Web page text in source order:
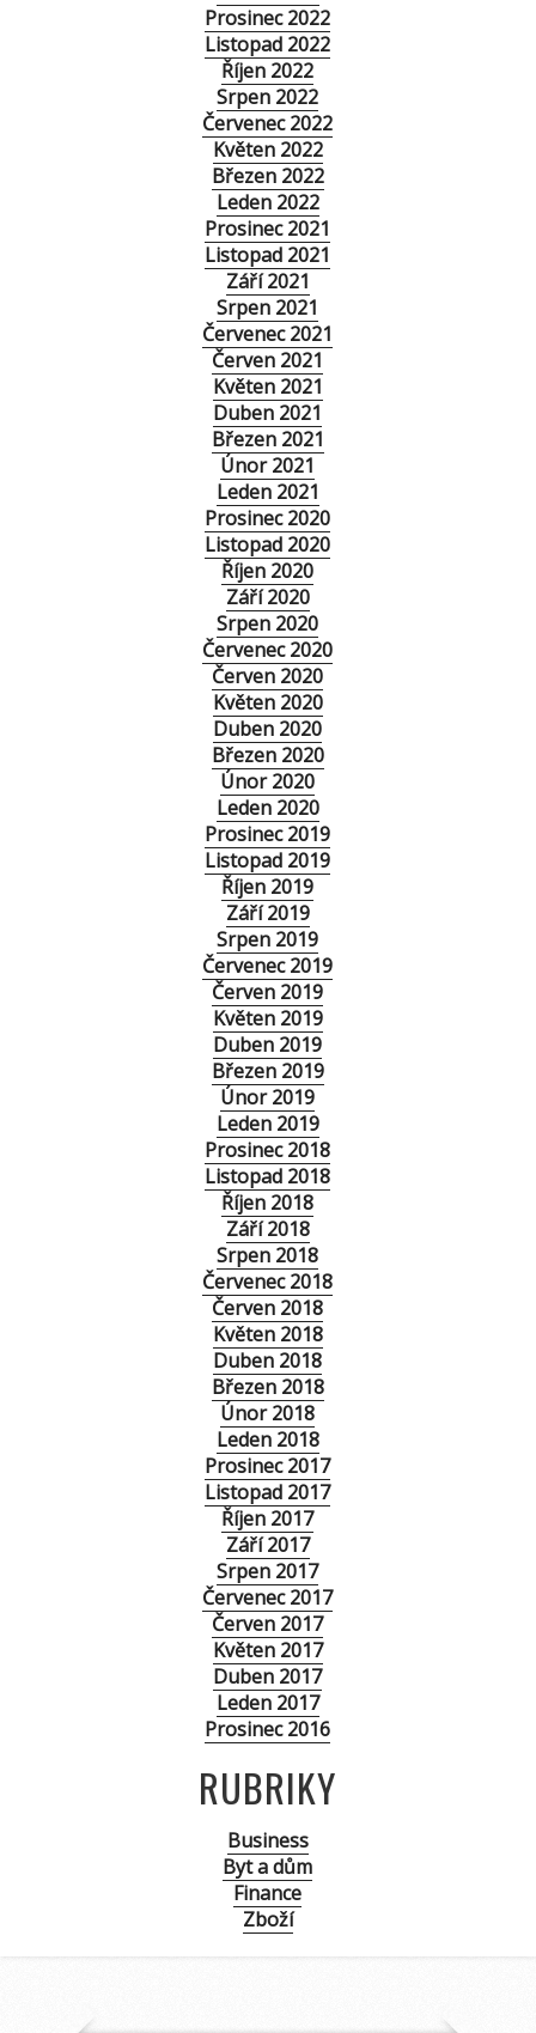
Prosinec 2022
Listopad 2022
Říjen 2022
Srpen 2022
Červenec 2022
Květen 2022
Březen 2022
Leden 2022
Prosinec 2021
Listopad 2021
Září 2021
Srpen 2021
Červenec 2021
Červen 2021
Květen 2021
Duben 2021
Březen 2021
Únor 2021
Leden 2021
Prosinec 2020
Listopad 2020
Říjen 2020
Září 2020
Srpen 2020
Červenec 2020
Červen 2020
Květen 2020
Duben 2020
Březen 2020
Únor 2020
Leden 2020
Prosinec 2019
Listopad 2019
Říjen 2019
Září 2019
Srpen 2019
Červenec 2019
Červen 2019
Květen 2019
Duben 2019
Březen 2019
Únor 2019
Leden 2019
Prosinec 2018
Listopad 2018
Říjen 2018
Září 2018
Srpen 2018
Červenec 2018
Červen 2018
Květen 2018
Duben 2018
Březen 2018
Únor 2018
Leden 2018
Prosinec 2017
Listopad 2017
Říjen 2017
Září 2017
Srpen 2017
Červenec 2017
Červen 2017
Květen 2017
Duben 2017
Leden 2017
Prosinec 2016
RUBRIKY
Business
Byt a dům
Finance
Zboží